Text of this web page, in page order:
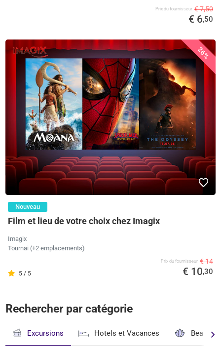
Prix ​​du fournisseur € 7,50
€ 6,50
26%
Nouveau
Film et lieu de votre choix chez Imagix
Imagix
Tournai (+2 emplacements)
5 / 5
Prix ​​du fournisseur € 14
€ 10,30
Rechercher par catégorie
Excursions Hotels et Vacances Beauté